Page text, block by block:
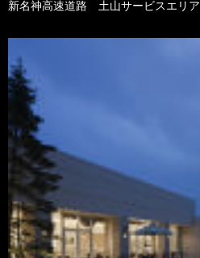
新名神高速道路 土山サービスエリア